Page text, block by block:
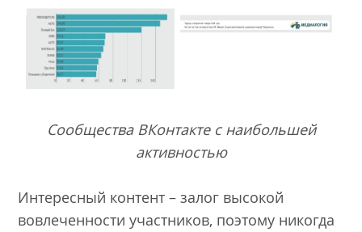
Сообщества ВКонтакте с наибольшей
активностью
Интересный контент – залог высокой
вовлеченности участников, поэтому никогда